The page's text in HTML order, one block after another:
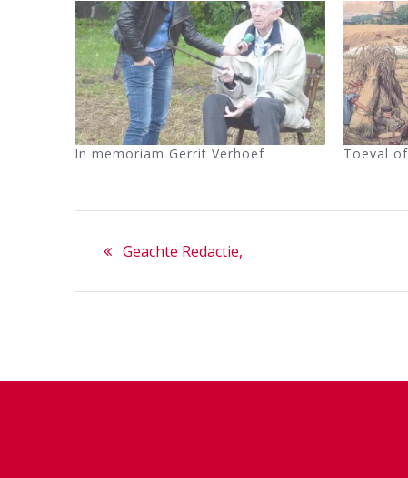
In memoriam Gerrit Verhoef Toeval
Previous
Geachte Redactie,